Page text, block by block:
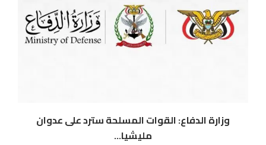
وزارة الدفاع: القوات المسلحة سترد على عدوان
مليشيا...